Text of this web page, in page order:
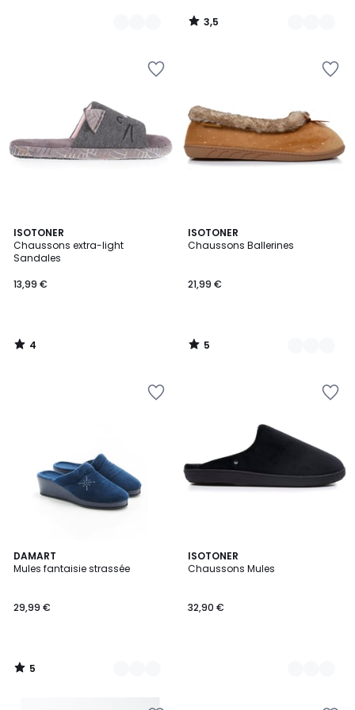
3,5
/
ISOTONER
Chaussons extra-light
Sandales
13,99 €
4
/
5
4
/
ISOTONER
Chaussons Ballerines
21,99 €
5
/
3
Couleurs
5
/
DAMART
Mules fantaisie strassée
29,99 €
5
/
2
Couleurs
5
/
ISOTONER
Chaussons Mules
32,90 €
3
Couleurs